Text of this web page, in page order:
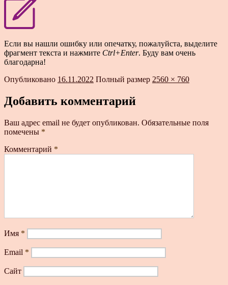
Если вы нашли ошибку или опечатку, пожалуйста, выделите
фрагмент текста и нажмите Ctrl+Enter. Буду вам очень
благодарна!
Опубликовано 16.11.2022 Полный размер 2560 × 760
Добавить комментарий
Ваш адрес email не будет опубликован. Обязательные поля
помечены *
Комментарий *
Имя *
Email *
Сайт